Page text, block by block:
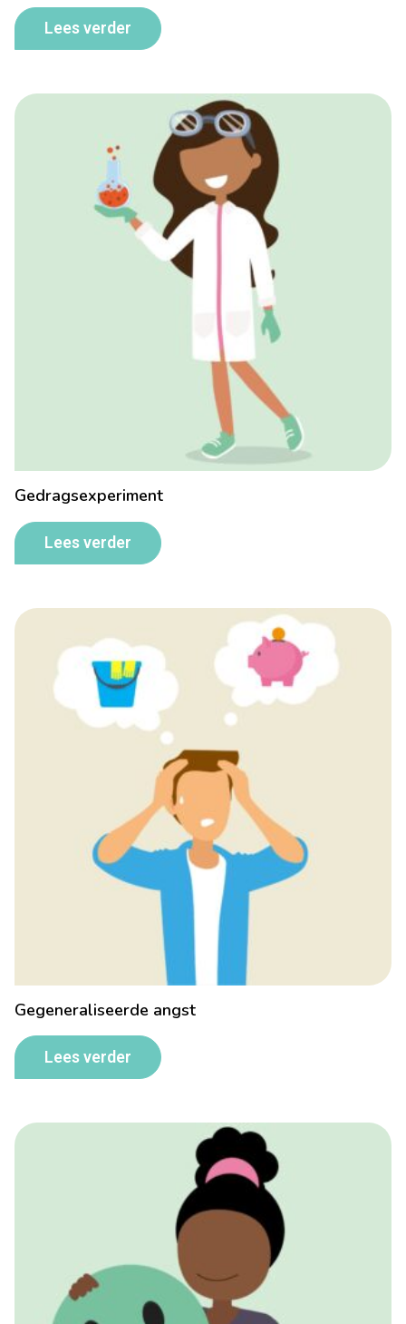
Lees verder
Gedragsexperiment
Lees verder
Gegeneraliseerde angst
Lees verder